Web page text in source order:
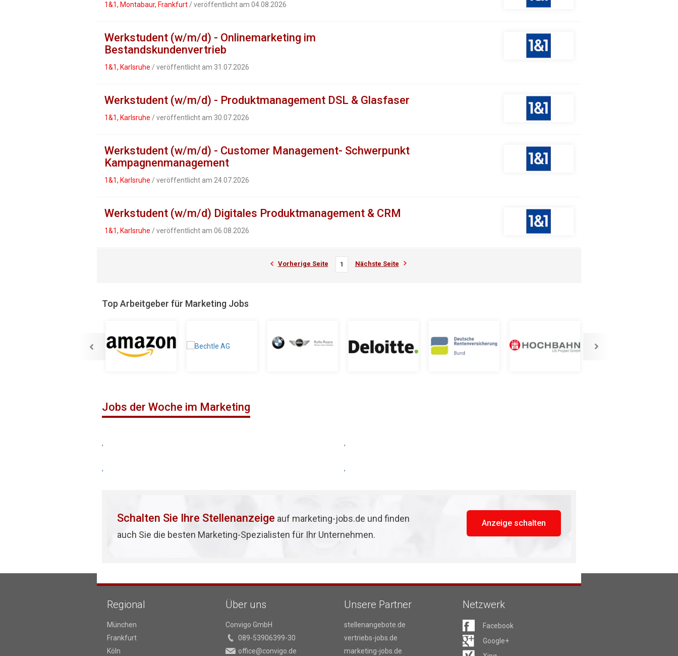
1&1, Montabaur, Frankfurt / veröffentlicht am 04.08.2026
Werkstudent (w/m/d) - Onlinemarketing im
Bestandskundenvertrieb
1&1, Karlsruhe / veröffentlicht am 31.07.2026
Werkstudent (w/m/d) - Produktmanagement DSL & Glasfaser
1&1, Karlsruhe / veröffentlicht am 30.07.2026
Werkstudent (w/m/d) - Customer Management- Schwerpunkt
Kampagnenmanagement
1&1, Karlsruhe / veröffentlicht am 24.07.2026
Werkstudent (w/m/d) Digitales Produktmanagement & CRM
1&1, Karlsruhe / veröffentlicht am 06.08.2026
Vorherige Seite 1 Nächste Seite
Top Arbeitgeber für Marketing Jobs
Jobs der Woche im Marketing
, ,
, ,
Schalten Sie Ihre Stellenanzeige auf marketing-jobs.de und finden
auch Sie die besten Marketing-Spezialisten für Ihr Unternehmen.
Anzeige schalten
Regional
München
Frankfurt
Köln
Über uns
Convigo GmbH
089-53906399-30
office@convigo.de
Unsere Partner
stellenangebote.de
vertriebs-jobs.de
marketing-jobs.de
Netzwerk
Facebook
Google+